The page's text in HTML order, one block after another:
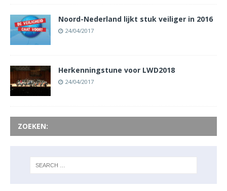
Noord-Nederland lijkt stuk veiliger in 2016
24/04/2017
Herkenningstune voor LWD2018
24/04/2017
ZOEKEN: